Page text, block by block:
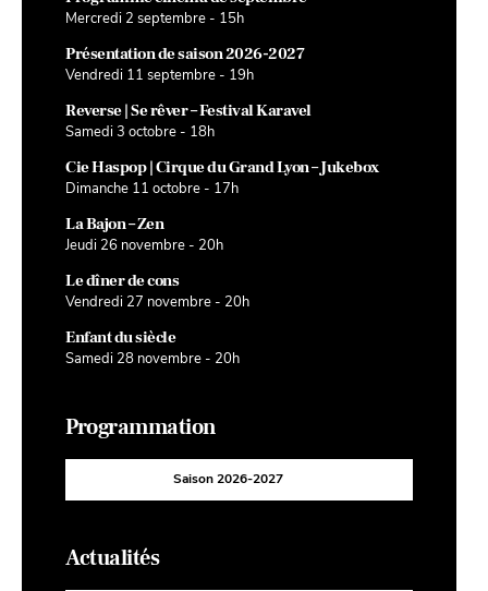
Mercredi 2 septembre - 15h
Présentation de saison 2026-2027
Vendredi 11 septembre - 19h
Reverse | Se rêver – Festival Karavel
Samedi 3 octobre - 18h
Cie Haspop | Cirque du Grand Lyon – Jukebox
Dimanche 11 octobre - 17h
La Bajon – Zen
Jeudi 26 novembre - 20h
Le dîner de cons
Vendredi 27 novembre - 20h
Enfant du siècle
Samedi 28 novembre - 20h
Programmation
Saison 2026-2027
Actualités